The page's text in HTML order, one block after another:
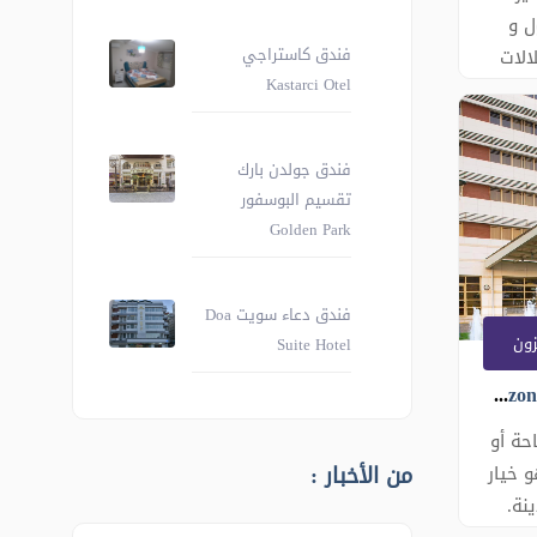
و
يقدم
فندق نوفوتيل ترابزون (Novotel Trabzon Hotel)
أو
خيار
فندق كاستراجي
Kastarci Otel
فندق جولدن بارك
تقسيم البوسفور
Golden Park
فندق دعاء سويت Doa
Suite Hotel
من الأخبار :